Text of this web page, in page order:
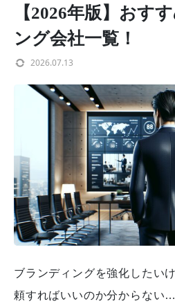
【2026年版】おす
ング会社一覧！
2026.07.13
ブランディングを強化したい
頼すればいいのか分からない